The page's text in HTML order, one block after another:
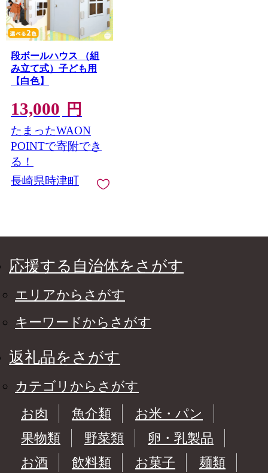
段ボールハウス （組
み立て式）子ども用
【白色】
13,000 円
たまったWAON
POINTで寄附でき
る！
長崎県時津町
応援する自治体をさがす
エリアからさがす
キーワードからさがす
返礼品をさがす
カテゴリからさがす
お肉
魚介類
お米・パン
果物類
野菜類
卵・乳製品
お酒
飲料類 お菓子
麺類